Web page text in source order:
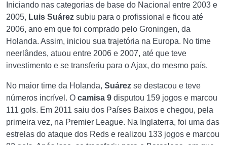
Iniciando nas categorias de base do Nacional entre 2003 e
2005, Luis Suárez subiu para o profissional e ficou até
2006, ano em que foi comprado pelo Groningen, da
Holanda. Assim, iniciou sua trajetória na Europa. No time
neerlândes, atuou entre 2006 e 2007, até que teve
investimento e se transferiu para o Ajax, do mesmo país.
No maior time da Holanda, Suárez se destacou e teve
números incrível. O camisa 9 disputou 159 jogos e marcou
111 gols. Em 2011 saiu dos Países Baixos e chegou, pela
primeira vez, na Premier League. Na Inglaterra, foi uma das
estrelas do ataque dos Reds e realizou 133 jogos e marcou